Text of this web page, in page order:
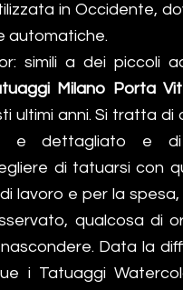
in Occidente,
automatiche.
simili a dei piccoli
Milano Porta
ultimi anni. Si tratta
e dettagliato e
di tatuarsi con
lavoro e per la
qualcosa di
Data la
i Tatuaggi